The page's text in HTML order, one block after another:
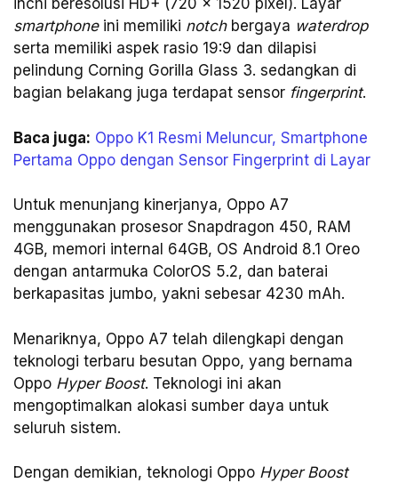
inchi beresolusi HD+ (720 x 1520 pixel). Layar
smartphoneini memiliki notchbergaya waterdrop
serta memiliki aspek rasio 19:9 dan dilapisi
pelindung Corning Gorilla Glass 3. sedangkan di
bagian belakang juga terdapat sensor fingerprint.
Baca juga: Oppo K1 Resmi Meluncur, Smartphone
Pertama Oppo dengan Sensor Fingerprint di Layar
Untuk menunjang kinerjanya, Oppo A7
menggunakan prosesor Snapdragon 450, RAM
4GB, memori internal 64GB, OS Android 8.1 Oreo
dengan antarmuka ColorOS 5.2, dan baterai
berkapasitas jumbo, yakni sebesar 4230 mAh.
Menariknya, Oppo A7 telah dilengkapi dengan
teknologi terbaru besutan Oppo, yang bernama
Oppo Hyper Boost. Teknologi ini akan
mengoptimalkan alokasi sumber daya untuk
seluruh sistem.
Dengan demikian, teknologi Oppo Hyper Boost